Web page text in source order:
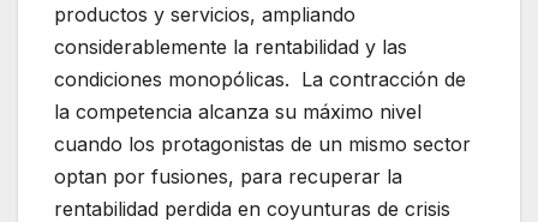
productos y servicios, ampliando
considerablemente la rentabilidad y las
condiciones monopólicas. La contracción de
la competencia alcanza su máximo nivel
cuando los protagonistas de un mismo sector
optan por fusiones, para recuperar la
rentabilidad perdida en coyunturas de crisis